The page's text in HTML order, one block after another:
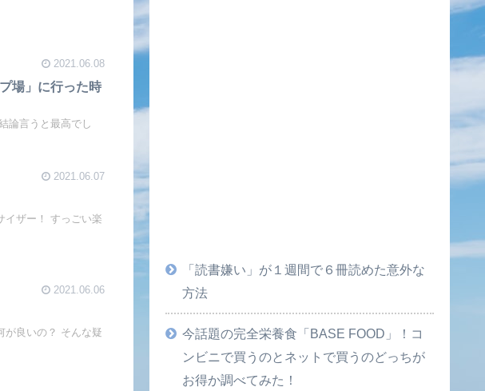
2021.06.08
場」に行った時
論言うと最高でし
2021.06.07
イザー！ すっごい楽
2021.06.06
が良いの？ そんな疑
「読書嫌い」が１週間で６冊読めた意外な
方法
今話題の完全栄養食「BASE FOOD」！コ
ンビニで買うのとネットで買うのどっちが
お得か調べてみた！